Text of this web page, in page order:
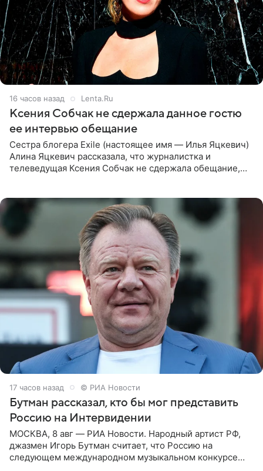
16 часов назад Lenta.Ru
Ксения Собчак не сдержала данное гостю
ее интервью обещание
Сестра блогера Exile (настоящее имя — Илья Яцкевич)
Алина Яцкевич рассказала, что журналистка и
телеведущая Ксения Собчак не сдержала обещание,
17 часов назад © РИА Новости
Бутман рассказал, кто бы мог представить
Россию на Интервидении
МОСКВА, 8 авг — РИА Новости. Народный артист РФ,
джазмен Игорь Бутман считает, что Россию на
следующем международном музыкальном конкурсе